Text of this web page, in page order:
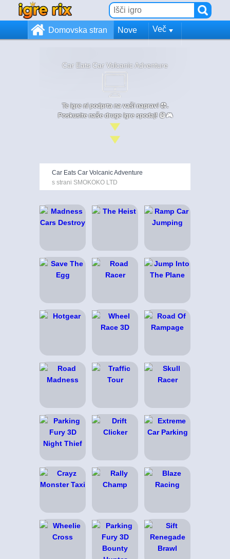
Domovska stran Nove Več
Car Eats Car Volcanic Adventure
Te igre ni podprta na vaši napravi 😞.
Poskusite naše druge igre spodaj! 😄🎮
Car Eats Car Volcanic Adventure
s strani SMOKOKO LTD